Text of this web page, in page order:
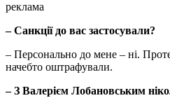
реклама
– Санкції до вас застосували?
– Персонально до мене – ні.
начебто оштрафували.
– З Валерієм Лобановським